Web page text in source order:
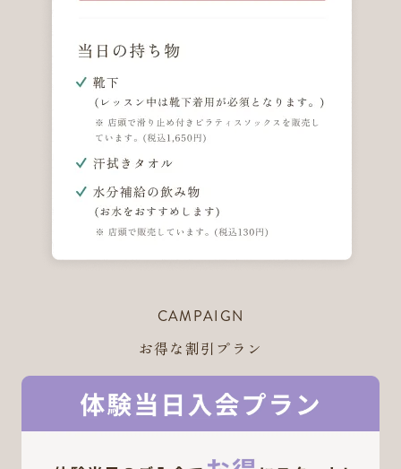
CAMPAIGN
お得な割引プラン